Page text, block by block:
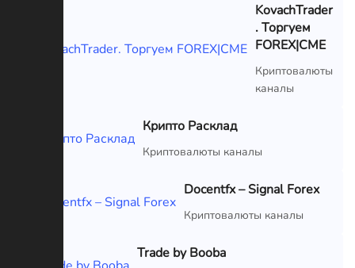
KovachTrader
. Торгуем
FOREX|CME
Криптовалюты
каналы
Крипто Расклад
Криптовалюты каналы
Docentfx – Signal Forex
Криптовалюты каналы
Trade by Booba